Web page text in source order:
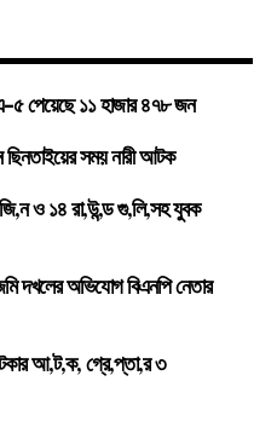
৫ পেয়েছে ১১ হাজার ৪৭৮ জন
ছিনতাইয়ের সময় নারী আটক
ও ১৪ রা,উ,ন্ড গু,লি,সহ যুবক
দখলের অভিযোগ বিএনপি নেতার
আ,ট,ক, গ্রে,প্তা,র ৩